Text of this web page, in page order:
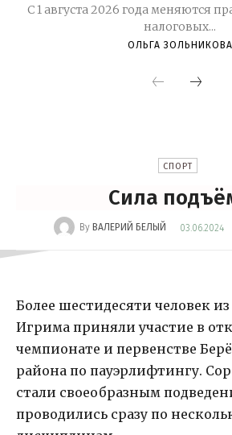
С 1 августа 2026 года меняются
налоговых...
ОЛЬГА ЗОЛЬНИКОВА